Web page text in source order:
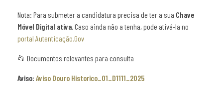
Nota: Para submeter a candidatura precisa de ter a sua Chave
Móvel Digital ativa. Caso ainda não a tenha, pode ativá-la no
portal Autenticação.Gov
📂 Documentos relevantes para consulta
Aviso: Aviso Douro Historico_01_D1111_2025